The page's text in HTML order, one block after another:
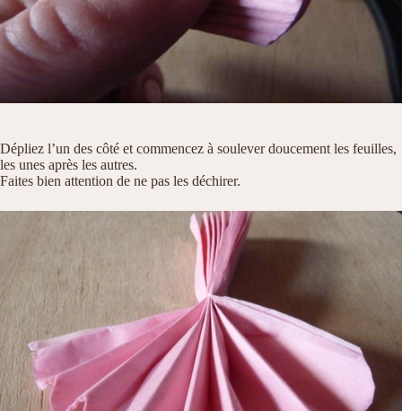
Dépliez l’un des côté et commencez à soulever doucement les feuilles,
les unes après les autres.
Faites bien attention de ne pas les déchirer.